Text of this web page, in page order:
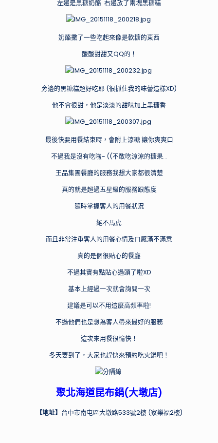
左邊是黑糖奶酪 右邊放了兩塊黑糖糕
奶酪撒了一些吃起來像是軟糖的東西
酸酸甜甜又QQ的！
旁邊的黑糖糕超好吃耶 (很抓住我的味蕾這樣XD)
他不會很甜，他是淡淡的甜味加上黑糖香
最後快要用餐結束時，會附上涼糖 讓你爽爽口
不過我是沒有吃啦~ ((不敢吃涼涼的糖果…
王品集團餐廳的服務我想大家都很清楚
真的就是超過五星級的服務跟態度
隨時掌握客人的用餐狀況
絕不馬虎
而且非常注重客人的用餐心情及口感滿不滿意
真的是個很貼心的餐廳
不過其實有點貼心過頭了啦XD
基本上經過一次就會詢問一次
建議是可以不用這麼高頻率啦!
不過他們也是想為客人帶來最好的服務
這次來用餐很愉快！
冬天要到了，大家也趕快來預約吃火鍋吧！
聚北海道昆布鍋(大墩店)
【地址】 台中市南屯區大墩路533號2樓 (家樂福2樓)